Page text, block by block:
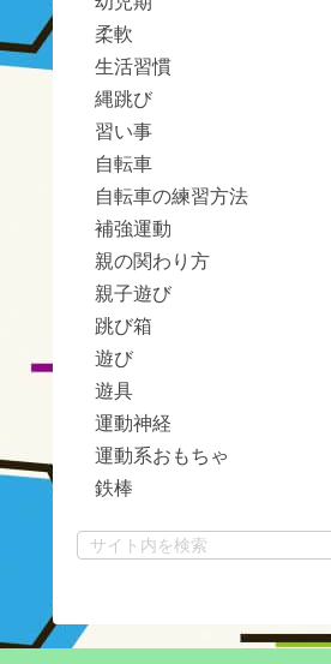
柔軟
生活習慣
縄跳び
習い事
自転車
自転車の練習方法
補強運動
親の関わり方
親子遊び
跳び箱
遊び
遊具
運動神経
運動系おもちゃ
鉄棒